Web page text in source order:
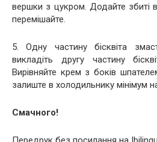
вершки з цукром. Додайте збиті
перемішайте.
5. Одну частину бісквіта
викладіть другу частину
Вирівняйте крем з боків
залиште в холодильнику мінімум
Смачного!